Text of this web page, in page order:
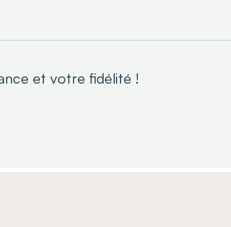
et votre fidélité !